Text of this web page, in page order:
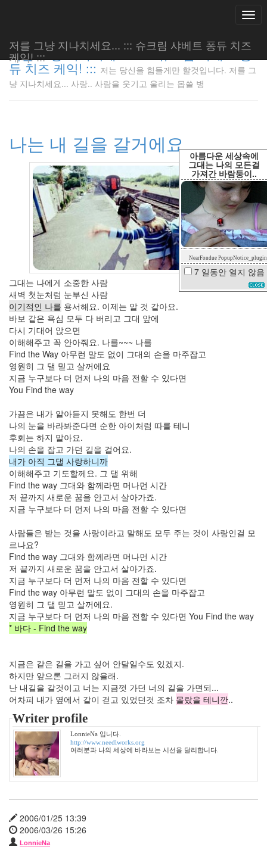
아름다운 세상속에
그대는 나의 모든걸
가져간 바람둥이..
NearFondue PopupNotice_plugin
7 일동안 열지 않음
저를 그냥 지나치세요... ::: 슈크림 샤베트 퐁듀 치즈
케익! :::
저를 그냥 지나치세요... ::: 슈크림 샤베트 퐁
듀 치즈 케익! ::: 저는 당신을 힘들게만 할것입니다. 저를 그
냥 지나치세요... 사랑.. 사람을 웃기고 울리는 몹쓸 병
나는 내 길을 갈거에요
그대는 나에게 소중한 사람
새벽 첫눈처럼 눈부신 사람
이기적인 나를 용서해요. 이제는 알 것 같아요.
바보 같은 욕심 모두 다 버리고 그대 앞에
다시 기대어 앉으면
이해해주고 꼭 안아줘요. 나를~~~ 나를
Find the Way 아무런 말도 없이 그대의 손을 마주잡고
영원히 그 댈 믿고 살꺼에요
지금 누구보다 더 먼저 나의 마음 전할 수 있다면
You Find the way
가끔은 내가 알아듣지 못해도 한번 더
나의 눈을 바라봐준다면 순한 아이처럼 따를 테니
후회는 하지 말아요.
나의 손을 잡고 가던 길을 걸어요.
내가 아직 그댈 사랑하니까
이해해주고 기도할께요. 그 댈 위해
Find the way 그대와 함께라면 머나먼 시간
저 끝까지 새로운 꿈을 안고서 살아가죠.
지금 누구보다 더 먼저 나의 마음 전할 수 있다면
사람들은 받는 것을 사랑이라고 말해도 모두 주는 것이 사랑인걸 모
르나요?
Find the way 그대와 함께라면 머나먼 시간
저 끝까지 새로운 꿈을 안고서 살아가죠.
지금 누구보다 더 먼저 나의 마음 전할 수 있다면
Find the way 아무런 말도 없이 그대의 손을 마주잡고
영원히 그 댈 믿고 살꺼에요.
지금 누구보다 더 먼저 나의 마음 전할 수 있다면 You Find the way
* 바다 - Find the way
지금은 같은 길을 가고 싶어 안달일수도 있겠지.
하지만 앞으론 그러지 않을래.
난 내길을 갈것이고 너는 지금껏 가던 너의 길을 가면되...
어차피 내가 옆에서 같이 걷고 있었던것 조차 몰랐을 테니깐..
Writer profile
LonnieNa 입니다.
http://www.needlworks.org
여러분과 나의 세상에 바라보는 시선을 달리합니다.
2006/01/25 13:39
2006/03/26 15:26
LonnieNa
저는 당신
을 힘들게
지나치세
요... 사
랑.. 사람
을 웃기고
울리는 몹
쓸 병
LonnieNa
한
폭
탄
주
베
르
사
채
애
플
박
보
영
정
여
진
버
튼
동
그
야
청
댐
배
슬
기
현
미
SOREA
만
절
박
정